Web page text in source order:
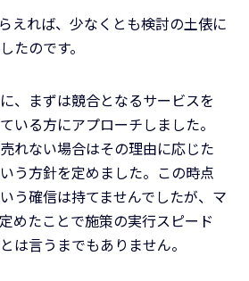
えれば、少なくとも検討の土俵に
たのです。
、まずは競合となるサービスを
いる方にアプローチしました。
れない場合はその理由に応じた
う方針を定めました。この時点
う確信は持てませんでしたが、マ
めたことで施策の実行スピード
は言うまでもありません。